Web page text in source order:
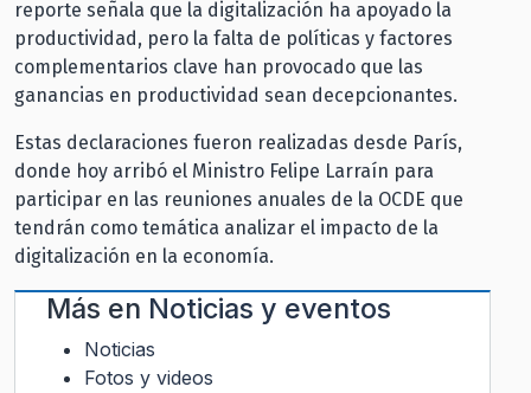
reporte señala que la digitalización ha apoyado la
productividad, pero la falta de políticas y factores
complementarios clave han provocado que las
ganancias en productividad sean decepcionantes.
Estas declaraciones fueron realizadas desde París,
donde hoy arribó el Ministro Felipe Larraín para
participar en las reuniones anuales de la OCDE que
tendrán como temática analizar el impacto de la
digitalización en la economía.
Más en Noticias y eventos
Noticias
Fotos y videos